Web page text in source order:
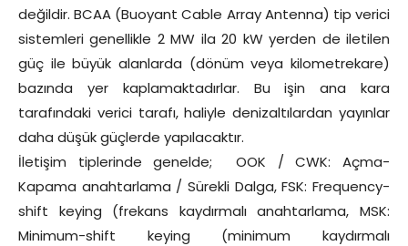
değildir. BCAA (Buoyant Cable Array Antenna) tip verici
sistemleri genellikle 2 MW ila 20 kW yerden de iletilen
güç ile büyük alanlarda (dönüm veya kilometrekare)
bazında yer kaplamaktadırlar. Bu işin ana kara
tarafındaki verici tarafı, haliyle denizaltılardan yayınlar
daha düşük güçlerde yapılacaktır.
İletişim tiplerinde genelde; OOK / CWK: Açma-
Kapama anahtarlama / Sürekli Dalga, FSK: Frequency-
shift keying (frekans kaydırmalı anahtarlama, MSK:
Minimum-shift keying (minimum kaydırmalı